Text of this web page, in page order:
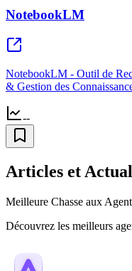
NotebookLM
NotebookLM - Outil de
& Gestion des
--
Articles et
Meilleure Chasse aux
Découvrez les meilleurs